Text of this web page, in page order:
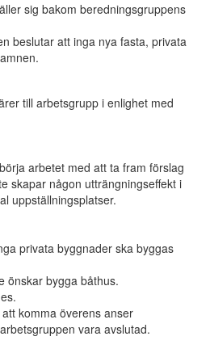
sig bakom beredningsgruppens
beslutar att inga nya fasta, privata
till arbetsgrupp i enlighet med
arbetet med att ta fram förslag
skapar någon utträngningseffekt i
uppställningsplatser.
privata byggnader ska byggas
önskar bygga båthus.
komma överens anser
vara avslutad.